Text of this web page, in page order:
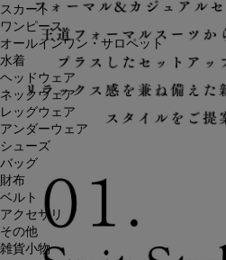
スカート
ワンピース
オールインワン・サロペット
水着
ヘッドウェア
ネックウェア
レッグウェア
アンダーウェア
シューズ
バッグ
財布
ベルト
アクセサリ
その他
雑貨小物